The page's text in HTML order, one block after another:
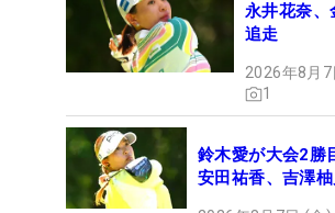
永井花奈、
追走
2026年8月
1
鈴木愛が大会2
安田祐香、吉澤